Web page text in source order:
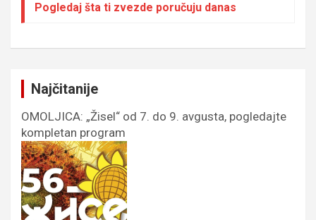
Pogledaj šta ti zvezde poručuju danas
Najčitanije
OMOLJICA: „Žisel“ od 7. do 9. avgusta, pogledajte
kompletan program